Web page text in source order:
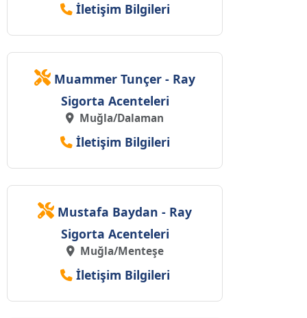
İletişim Bilgileri
Muammer Tunçer - Ray
Sigorta Acenteleri
Muğla/Dalaman
İletişim Bilgileri
Mustafa Baydan - Ray
Sigorta Acenteleri
Muğla/Menteşe
İletişim Bilgileri